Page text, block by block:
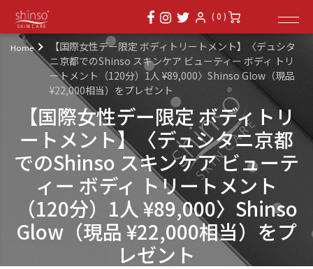
( 0 )
Home
【国際女性デー限定 ボディトリートメント】〈デュシタ
ニ京都でのShinso スキンケア ビューティー ボディ トリ
ートメント（120分）1人 ¥89,000〉Shinso Glow（現品
¥22,000相当）をプレゼント
【国際女性デー限定 ボディトリ
ートメント】〈デュシタニ京都
でのShinso スキンケア ビューテ
ィー ボディ トリートメント
（120分）1人 ¥89,000〉Shinso
Glow（現品 ¥22,000相当）をプ
レゼント